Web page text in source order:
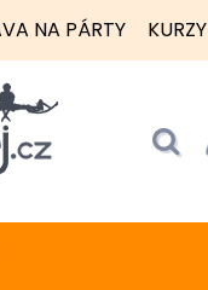
NA PÁRTY KURZY